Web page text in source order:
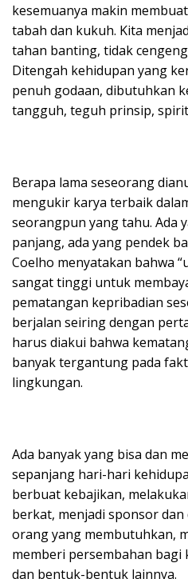
kesemuanya makin
tabah dan kukuh. Kita
tahan banting, tidak
Ditengah kehidupan yang
penuh godaan, dibutuhkan
tangguh, teguh prinsip,
Berapa lama seseorang
mengukir karya terbaik
seorangpun yang tahu. Ada
panjang, ada yang pendek
Coelho menyatakan bahwa
sangat tinggi untuk
pematangan kepribadian
berjalan seiring dengan
harus diakui bahwa
banyak tergantung pada
lingkungan.
Ada banyak yang bisa dan
sepanjang hari-hari
berbuat kebajikan,
berkat, menjadi sponsor
orang yang membutuhkan,
memberi persembahan bagi
dan bentuk-bentuk lainnya.